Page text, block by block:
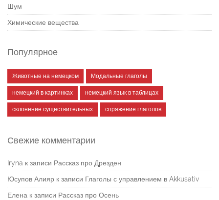
Шум
Химические вещества
Популярное
Животные на немецком Модальные глаголы
немецкий в картинках немецкий язык в таблицах
склонение существительных спряжение глаголов
Свежие комментарии
Iryna к записи Рассказ про Дрезден
Юсупов Алияр к записи Глаголы с управлением в Akkusativ
Елена к записи Рассказ про Осень